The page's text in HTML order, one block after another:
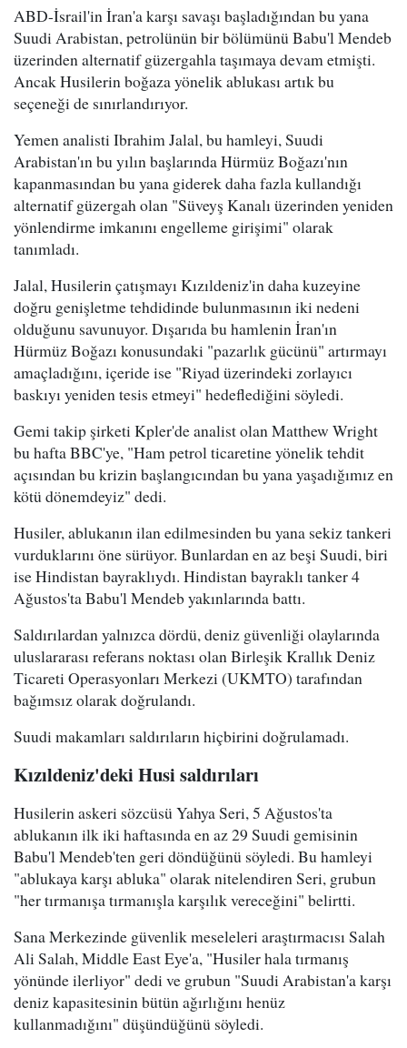
ABD-İsrail'in İran'a karşı savaşı başladığından bu yana
Suudi Arabistan, petrolünün bir bölümünü Babu'l Mendeb
üzerinden alternatif güzergahla taşımaya devam etmişti.
Ancak Husilerin boğaza yönelik ablukası artık bu
seçeneği de sınırlandırıyor.
Yemen analisti Ibrahim Jalal, bu hamleyi, Suudi
Arabistan'ın bu yılın başlarında Hürmüz Boğazı'nın
kapanmasından bu yana giderek daha fazla kullandığı
alternatif güzergah olan "Süveyş Kanalı üzerinden yeniden
yönlendirme imkanını engelleme girişimi" olarak
tanımladı.
Jalal, Husilerin çatışmayı Kızıldeniz'in daha kuzeyine
doğru genişletme tehdidinde bulunmasının iki nedeni
olduğunu savunuyor. Dışarıda bu hamlenin İran'ın
Hürmüz Boğazı konusundaki "pazarlık gücünü" artırmayı
amaçladığını, içeride ise "Riyad üzerindeki zorlayıcı
baskıyı yeniden tesis etmeyi" hedeflediğini söyledi.
Gemi takip şirketi Kpler'de analist olan Matthew Wright
bu hafta BBC'ye, "Ham petrol ticaretine yönelik tehdit
açısından bu krizin başlangıcından bu yana yaşadığımız en
kötü dönemdeyiz" dedi.
Husiler, ablukanın ilan edilmesinden bu yana sekiz tankeri
vurduklarını öne sürüyor. Bunlardan en az beşi Suudi, biri
ise Hindistan bayraklıydı. Hindistan bayraklı tanker 4
Ağustos'ta Babu'l Mendeb yakınlarında battı.
Saldırılardan yalnızca dördü, deniz güvenliği olaylarında
uluslararası referans noktası olan Birleşik Krallık Deniz
Ticareti Operasyonları Merkezi (UKMTO) tarafından
bağımsız olarak doğrulandı.
Suudi makamları saldırıların hiçbirini doğrulamadı.
Kızıldeniz'deki Husi saldırıları
Husilerin askeri sözcüsü Yahya Seri, 5 Ağustos'ta
ablukanın ilk iki haftasında en az 29 Suudi gemisinin
Babu'l Mendeb'ten geri döndüğünü söyledi. Bu hamleyi
"ablukaya karşı abluka" olarak nitelendiren Seri, grubun
"her tırmanışa tırmanışla karşılık vereceğini" belirtti.
Sana Merkezinde güvenlik meseleleri araştırmacısı Salah
Ali Salah, Middle East Eye'a, "Husiler hala tırmanış
yönünde ilerliyor" dedi ve grubun "Suudi Arabistan'a karşı
deniz kapasitesinin bütün ağırlığını henüz
kullanmadığını" düşündüğünü söyledi.